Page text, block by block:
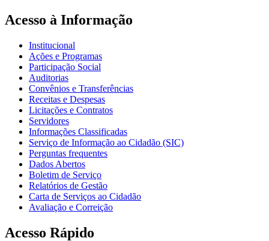
Acesso à Informação
Institucional
Ações e Programas
Participação Social
Auditorias
Convênios e Transferências
Receitas e Despesas
Licitações e Contratos
Servidores
Informações Classificadas
Serviço de Informação ao Cidadão (SIC)
Perguntas frequentes
Dados Abertos
Boletim de Serviço
Relatórios de Gestão
Carta de Serviços ao Cidadão
Avaliação e Correição
Acesso Rápido